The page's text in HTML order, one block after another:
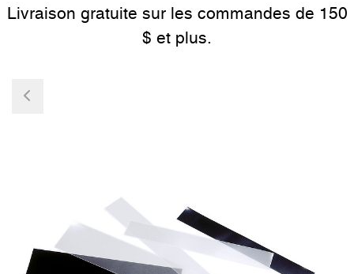
Livraison gratuite sur les commandes de 150
$ et plus.